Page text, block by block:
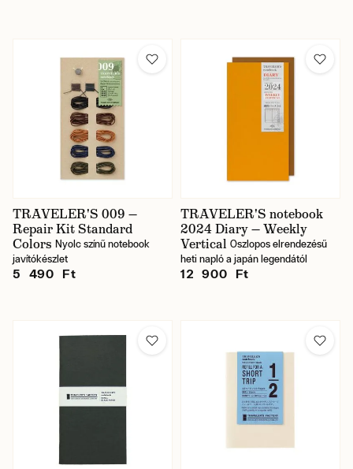
TRAVELER'S 009 —
Repair Kit Standard
Colors Nyolc színű notebook
javítókészlet
5 490 Ft
TRAVELER'S notebook
2024 Diary — Weekly
Vertical Oszlopos elrendezésű
heti napló a japán legendától
12 900 Ft